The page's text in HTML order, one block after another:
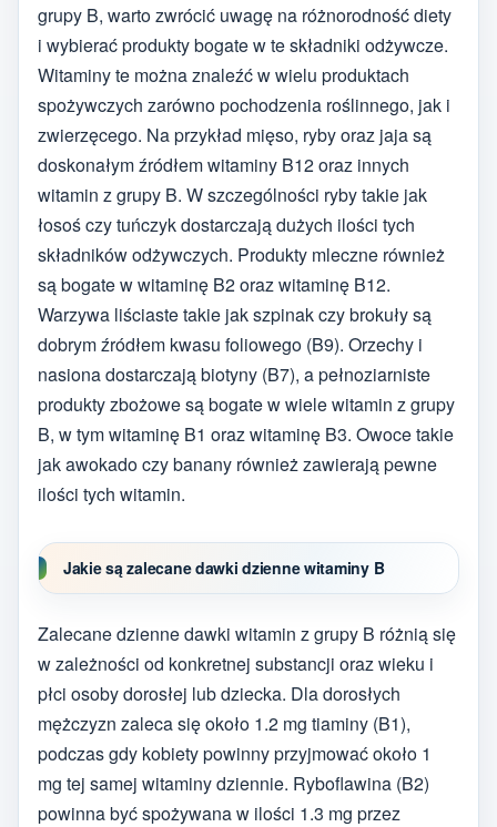
grupy B, warto zwrócić uwagę na różnorodność diety
i wybierać produkty bogate w te składniki odżywcze.
Witaminy te można znaleźć w wielu produktach
spożywczych zarówno pochodzenia roślinnego, jak i
zwierzęcego. Na przykład mięso, ryby oraz jaja są
doskonałym źródłem witaminy B12 oraz innych
witamin z grupy B. W szczególności ryby takie jak
łosoś czy tuńczyk dostarczają dużych ilości tych
składników odżywczych. Produkty mleczne również
są bogate w witaminę B2 oraz witaminę B12.
Warzywa liściaste takie jak szpinak czy brokuły są
dobrym źródłem kwasu foliowego (B9). Orzechy i
nasiona dostarczają biotyny (B7), a pełnoziarniste
produkty zbożowe są bogate w wiele witamin z grupy
B, w tym witaminę B1 oraz witaminę B3. Owoce takie
jak awokado czy banany również zawierają pewne
ilości tych witamin.
Jakie są zalecane dawki dzienne witaminy B
Zalecane dzienne dawki witamin z grupy B różnią się
w zależności od konkretnej substancji oraz wieku i
płci osoby dorosłej lub dziecka. Dla dorosłych
mężczyzn zaleca się około 1.2 mg tiaminy (B1),
podczas gdy kobiety powinny przyjmować około 1
mg tej samej witaminy dziennie. Ryboflawina (B2)
powinna być spożywana w ilości 1.3 mg przez